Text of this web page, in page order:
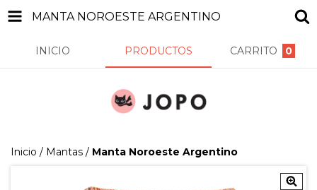
MANTA NOROESTE ARGENTINO
INICIO PRODUCTOS CARRITO 0
Inicio / Mantas / Manta Noroeste Argentino